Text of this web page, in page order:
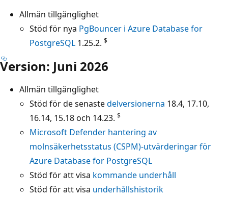
Allmän tillgänglighet
Stöd för nya PgBouncer i Azure Database for
PostgreSQL 1.25.2. $
Version: Juni 2026
Allmän tillgänglighet
Stöd för de senastedelversionerna 18.4, 17.10,
16.14, 15.18 och 14.23. $
Microsoft Defender hantering av
molnsäkerhetsstatus (CSPM)-utvärderingar för
Azure Database for PostgreSQL
Stöd för att visa kommande underhåll
Stöd för att visa underhållshistorik